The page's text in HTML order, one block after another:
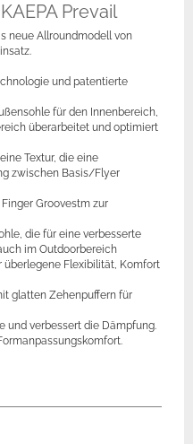
Prevail
neue Allroundmodell von
und patentierte
für den Innenbereich,
überarbeitet und optimiert
Textur, die eine
zwischen Basis/Flyer
Groovestm zur
die für eine verbesserte
im Outdoorbereich
Flexibilität, Komfort
glatten Zehenpuffern für
und verbessert die Dämpfung.